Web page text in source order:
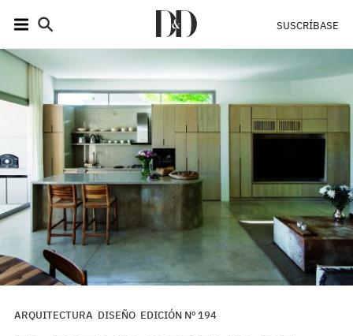
SUSCRÍBASE
ARQUITECTURA DISEÑO EDICIÓN Nº 194